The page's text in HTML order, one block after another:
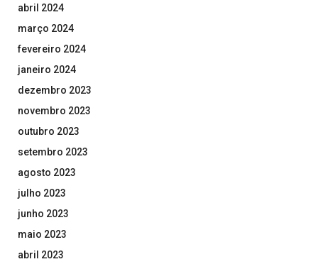
abril 2024
março 2024
fevereiro 2024
janeiro 2024
dezembro 2023
novembro 2023
outubro 2023
setembro 2023
agosto 2023
julho 2023
junho 2023
maio 2023
abril 2023